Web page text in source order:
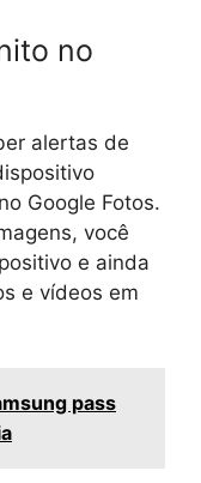
no
alertas de
Google Fotos.
você
e ainda
e vídeos em
pass